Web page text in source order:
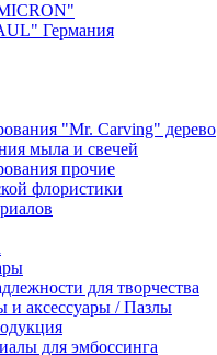
Германия
"Mr. Carving" дерево
мыла и свечей
прочие
флористики
для творчества
и аксессуары / Пазлы
для эмбоссинга